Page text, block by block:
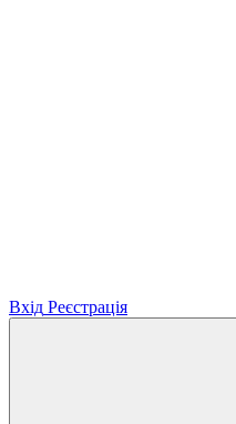
Вхід Реєстрація